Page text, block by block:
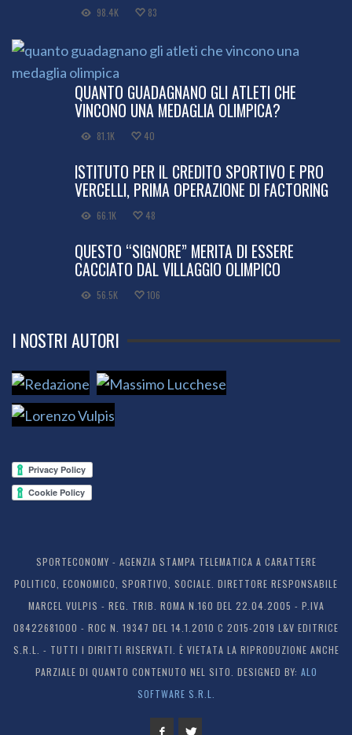
98.4K 83
QUANTO GUADAGNANO GLI ATLETI CHE
VINCONO UNA MEDAGLIA OLIMPICA?
81.1K 40
ISTITUTO PER IL CREDITO SPORTIVO E PRO
VERCELLI, PRIMA OPERAZIONE DI FACTORING
66.1K 48
QUESTO “SIGNORE” MERITA DI ESSERE
CACCIATO DAL VILLAGGIO OLIMPICO
56.5K 106
I NOSTRI AUTORI
SPORTECONOMY - AGENZIA STAMPA TELEMATICA A CARATTERE
POLITICO, ECONOMICO, SPORTIVO, SOCIALE. DIRETTORE RESPONSABILE
MARCEL VULPIS - REG. TRIB. ROMA N.160 DEL 22.04.2005 - P.IVA
08422681000 - ROC N. 19347 DEL 14.1.2010 C 2015-2019 L&V EDITRICE
S.R.L. - TUTTI I DIRITTI RISERVATI. È VIETATA LA RIPRODUZIONE ANCHE
PARZIALE DI QUANTO CONTENUTO NEL SITO. DESIGNED BY: ALO
SOFTWARE S.R.L.